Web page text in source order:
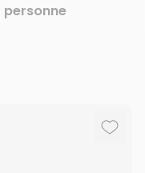
personne